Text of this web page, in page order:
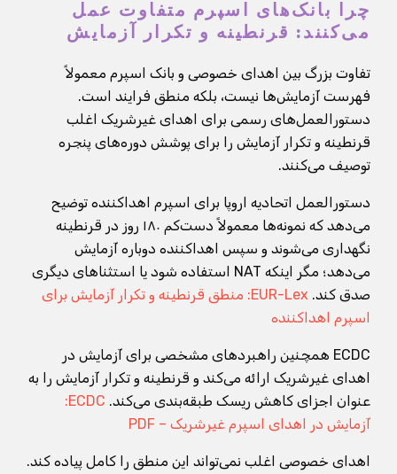
چرا بانک‌های اسپرم متفاوت عمل
می‌کنند: قرنطینه و تکرار آزمایش
تفاوت بزرگ بین اهدای خصوصی و بانک اسپرم معمولاً
فهرست آزمایش‌ها نیست، بلکه منطق فرایند است.
دستورالعمل‌های رسمی برای اهدای غیرشریک اغلب
قرنطینه و تکرار آزمایش را برای پوشش دوره‌های پنجره
توصیف می‌کنند.
دستورالعمل اتحادیه اروپا برای اسپرم اهداکننده توضیح
می‌دهد که نمونه‌ها معمولاً دست‌کم ۱۸۰ روز در قرنطینه
نگهداری می‌شوند و سپس اهداکننده دوباره آزمایش
می‌دهد؛ مگر اینکه NAT استفاده شود یا استثناهای دیگری
صدق کند.
EUR-Lex: منطق قرنطینه و تکرار آزمایش برای
اسپرم اهداکننده
ECDC همچنین راهبردهای مشخصی برای آزمایش در
اهدای غیرشریک ارائه می‌کند و قرنطینه و تکرار آزمایش را به
عنوان اجزای کاهش ریسک طبقه‌بندی می‌کند.
ECDC:
آزمایش در اهدای اسپرم غیرشریک – PDF
اهدای خصوصی اغلب نمی‌تواند این منطق را کامل پیاده کند.